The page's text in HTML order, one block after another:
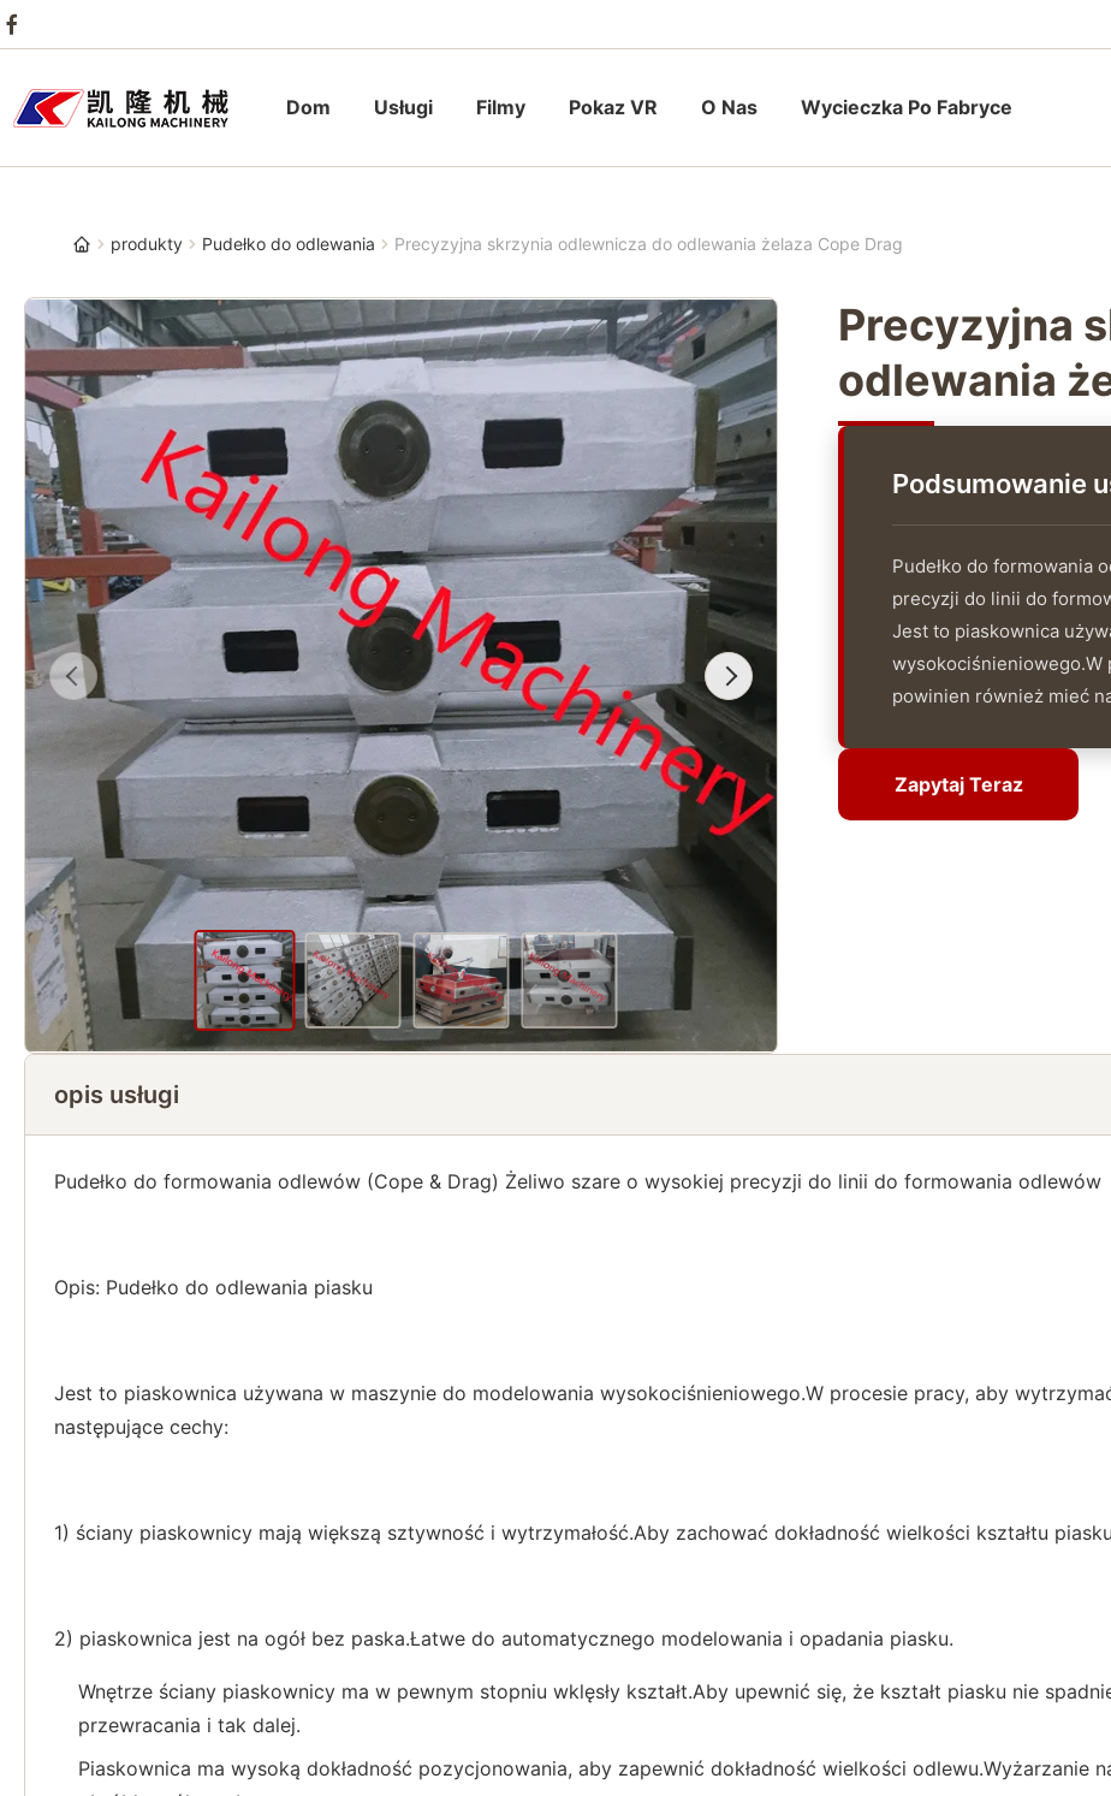
Dom Usługi Filmy Pokaz VR O Nas Wycieczka Po Fabryce
produkty Pudełko do odlewania Precyzyjna skrzynia odlewnicza do odlewania żelaza Cope Drag
Precyzyjna
odlewania
Podsumowanie
Pudełko do formowania
precyzji do linii do
Jest to piaskownica
wysokociśnieniowego.W
powinien również mieć
Zapytaj Teraz
Zapytaj Teraz
opis usługi
Pudełko do formowania odlewów (Cope & Drag) Żeliwo szare o wysokiej precyzji do linii do formowania odlewów
Opis: Pudełko do odlewania piasku
Jest to piaskownica używana w maszynie do modelowania wysokociśnieniowego.W procesie pracy, aby
następujące cechy:
1) ściany piaskownicy mają większą sztywność i wytrzymałość.Aby zachować dokładność wielkości kształtu
2) piaskownica jest na ogół bez paska.Łatwe do automatycznego modelowania i opadania piasku.
Wnętrze ściany piaskownicy ma w pewnym stopniu wklęsły kształt.Aby upewnić się, że kształt piasku nie
przewracania i tak dalej.
Piaskownica ma wysoką dokładność pozycjonowania, aby zapewnić dokładność wielkości odlewu.Wyżarzanie